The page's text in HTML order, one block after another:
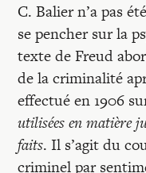
C. Balier n’a pas
se pencher sur la
texte de Freud
de la criminalité
effectué en 1906
utilisées en matière
faits. Il s’agit du
criminel par